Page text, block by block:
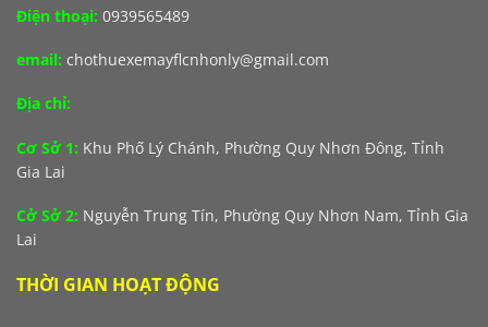
Điện thoại: 0939565489
email: chothuexemayflcnhonly@gmail.com
Địa chỉ:
Cơ Sở 1: Khu Phố Lý Chánh, Phường Quy Nhơn Đông, Tỉnh
Gia Lai
Cở Sở 2: Nguyễn Trung Tín, Phường Quy Nhơn Nam, Tỉnh Gia
Lai
THỜI GIAN HOẠT ĐỘNG